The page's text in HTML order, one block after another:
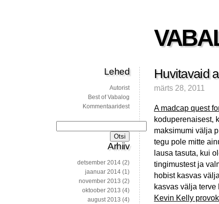
Huvitavaid
märts 28, 2011
A madcap quest for
koduperenaisest,
maksimumi välja
tegu pole mitte
lausa tasuta, kui
tingimustest ja
hobist kasvas
kasvas välja
Kevin Kelly
Lehed
Autorist
Best of Vabalog
Kommentaaridest
Arhiiv
detsember 2014 (2)
jaanuar 2014 (1)
november 2013 (2)
oktoober 2013 (4)
august 2013 (4)